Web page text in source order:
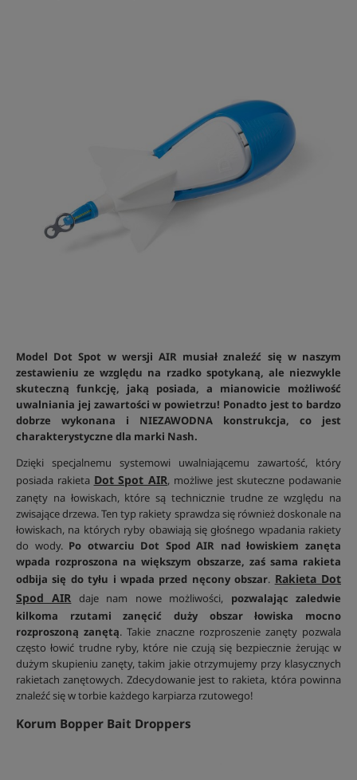
Model Dot Spot w wersji AIR musiał znaleźć się w naszym
zestawieniu ze względu na rzadko spotykaną, ale niezwykle
skuteczną funkcję, jaką posiada, a mianowicie możliwość
uwalniania jej zawartości w powietrzu! Ponadto jest to bardzo
dobrze wykonana i NIEZAWODNA konstrukcja, co jest
charakterystyczne dla marki Nash.
Dzięki specjalnemu systemowi uwalniającemu zawartość, który
posiada rakieta Dot Spot AIR, możliwe jest skuteczne podawanie
zanęty na łowiskach, które są technicznie trudne ze względu na
zwisające drzewa. Ten typ rakiety sprawdza się również doskonale na
łowiskach, na których ryby obawiają się głośnego wpadania rakiety
do wody. Po otwarciu Dot Spod AIR nad łowiskiem zanęta
wpada rozproszona na większym obszarze, zaś sama rakieta
odbija się do tyłu i wpada przed nęcony obszar. Rakieta Dot
Spod AIR daje nam nowe możliwości, pozwalając zaledwie
kilkoma rzutami zanęcić duży obszar łowiska mocno
rozproszoną zanętą. Takie znaczne rozproszenie zanęty pozwala
często łowić trudne ryby, które nie czują się bezpiecznie żerując w
dużym skupieniu zanęty, takim jakie otrzymujemy przy klasycznych
rakietach zanętowych. Zdecydowanie jest to rakieta, która powinna
znaleźć się w torbie każdego karpiarza rzutowego!
Korum Bopper Bait Droppers